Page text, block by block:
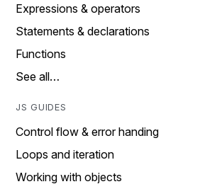
Expressions & operators
Statements & declarations
Functions
See all…
JS GUIDES
Control flow & error handing
Loops and iteration
Working with objects